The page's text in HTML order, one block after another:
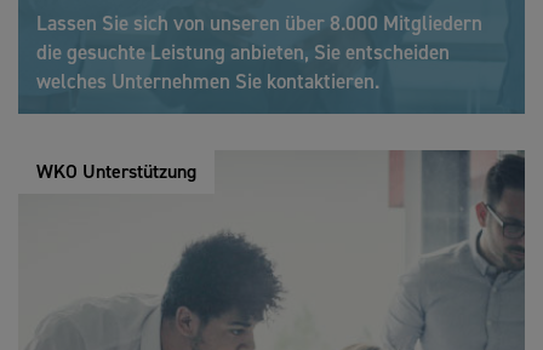
Lassen Sie sich von unseren über 8.000 Mitgliedern
die gesuchte Leistung anbieten, Sie entscheiden
welches Unternehmen Sie kontaktieren.
WKO Unterstützung